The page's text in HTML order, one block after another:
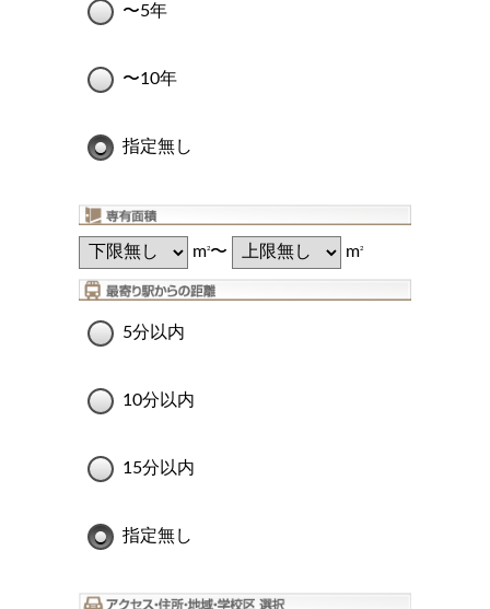
〜5年
〜10年
指定無し
m2〜 m2
5分以内
10分以内
15分以内
指定無し